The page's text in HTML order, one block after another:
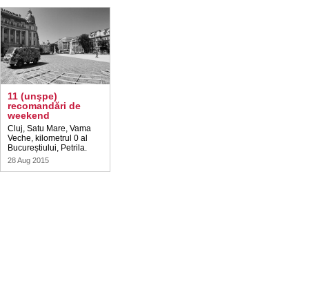
11 (unşpe)
recomandări de
weekend
Cluj, Satu Mare, Vama
Veche, kilometrul 0 al
Bucureștiului, Petrila.
28 Aug 2015